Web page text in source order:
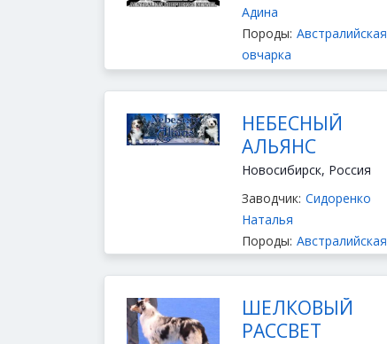
Адина
Породы: Австралийская
овчарка
НЕБЕСНЫЙ
АЛЬЯНС
Новосибирск, Россия
Заводчик: Сидоренко
Наталья
Породы: Австралийская
ШЕЛКОВЫЙ
РАССВЕТ